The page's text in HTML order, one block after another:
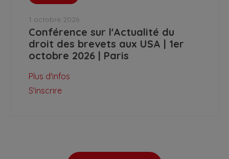
1 octobre 2026
Conférence sur l'Actualité du
droit des brevets aux USA | 1er
octobre 2026 | Paris
Plus d'infos
S'inscrire